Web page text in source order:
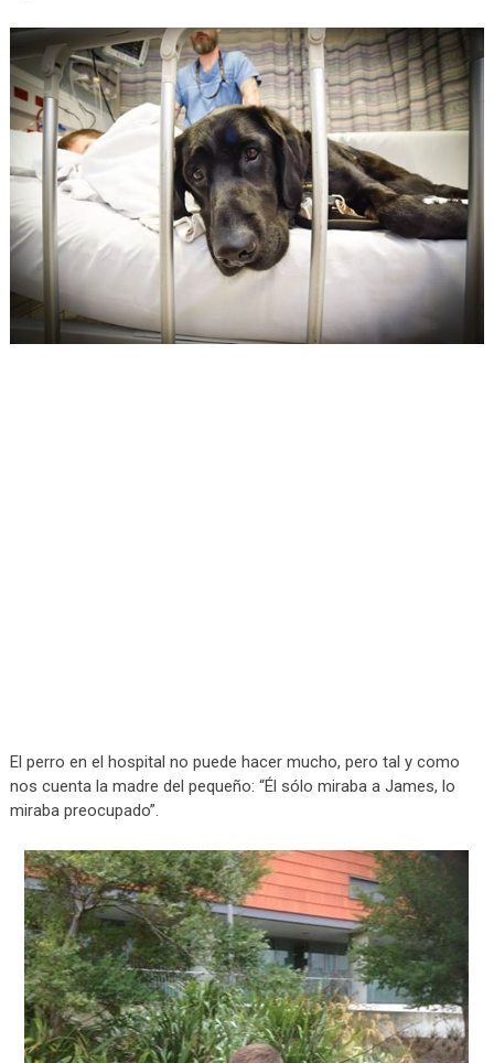
El perro en el hospital no puede hacer mucho, pero tal y como
nos cuenta la madre del pequeño: “Él sólo miraba a James, lo
miraba preocupado”.